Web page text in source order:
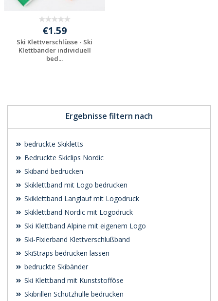
Ergebnisse filtern nach
bedruckte Skikletts
Bedruckte Skiclips Nordic
Skiband bedrucken
Skiklettband mit Logo bedrucken
Skiklettband Langlauf mit Logodruck
Skiklettband Nordic mit Logodruck
Ski Klettband Alpine mit eigenem Logo
Ski-Fixierband Klettverschlußband
SkiStraps bedrucken lassen
bedruckte Skibänder
Ski Klettband mit Kunststofföse
Skibrillen Schutzhülle bedrucken
€1.59
Ski Klettverschlüsse - Ski
Klettbänder individuell
bed...